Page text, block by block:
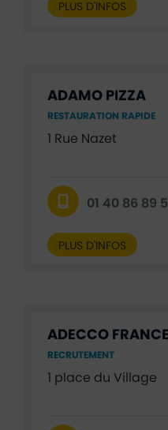
PLUS D'INFOS
ADAMO PIZZA
RESTAURATION RAPIDE
1 Rue Nazet
01 40 86 89
PLUS D'INFOS
ADECCO FRANCE
RECRUTEMENT
1 place du Village